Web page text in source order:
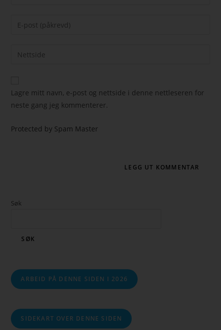
Lagre mitt navn, e-post og nettside i denne nettleseren for
neste gang jeg kommenterer.
Protected by Spam Master
Søk
SØK
ARBEID PÅ DENNE SIDEN I 2026
SIDEKART OVER DENNE SIDEN